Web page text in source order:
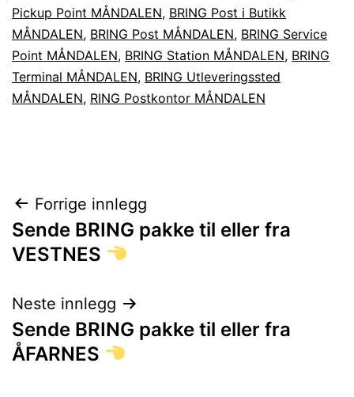
Pickup Point MÅNDALEN, BRING Post i Butikk
MÅNDALEN, BRING Post MÅNDALEN, BRING Service
Point MÅNDALEN, BRING Station MÅNDALEN, BRING
Terminal MÅNDALEN, BRING Utleveringssted
MÅNDALEN, RING Postkontor MÅNDALEN
Innleggsnavigasjon
Forrige innlegg
Sende BRING pakke til eller fra
VESTNES
Neste innlegg
Sende BRING pakke til eller fra
ÅFARNES